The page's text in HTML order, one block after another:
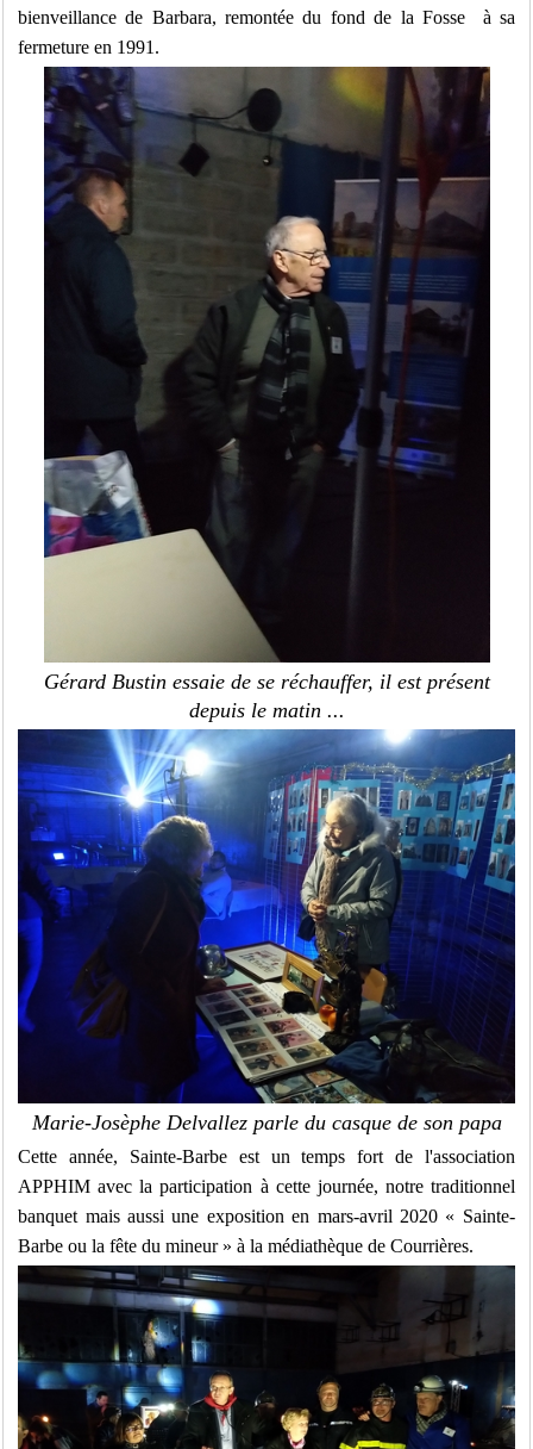
bienveillance de Barbara, remontée du fond de la Fosse à sa
fermeture en 1991.
Gérard Bustin essaie de se réchauffer, il est présent
depuis le matin ...
Marie-Josèphe Delvallez parle du casque de son papa
Cette année, Sainte-Barbe est un temps fort de l'association
APPHIM avec la participation à cette journée, notre traditionnel
banquet mais aussi une exposition en mars-avril 2020 « Sainte-
Barbe ou la fête du mineur » à la médiathèque de Courrières.